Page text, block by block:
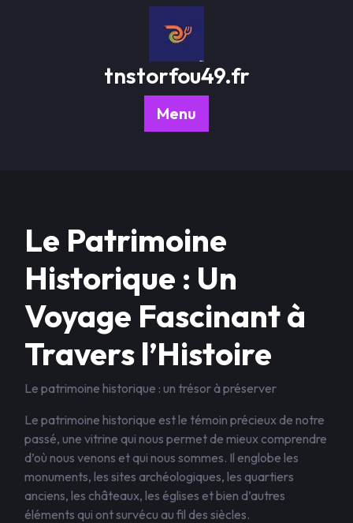
tnstorfou49.fr
Menu
Le Patrimoine
Historique : Un
Voyage Fascinant à
Travers l’Histoire
Le patrimoine historique : un trésor à préserver
Le patrimoine historique est le témoin précieux de notre
passé, une vitrine qui nous permet de mieux comprendre
d’où nous venons et qui nous sommes. Il englobe les
monuments, les sites archéologiques, les quartiers
anciens, les châteaux, les églises et bien d’autres
éléments qui ont survécu au fil des siècles.